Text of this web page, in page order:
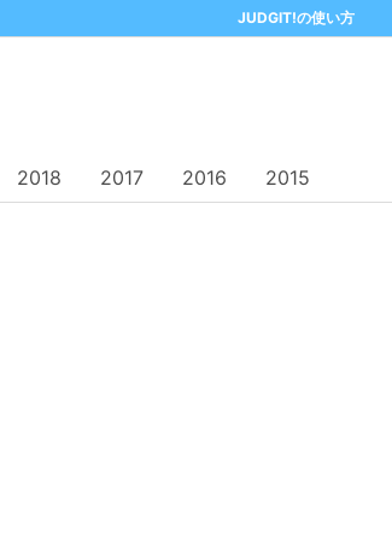
JUDGIT!の使い方
2018 2017 2016 2015